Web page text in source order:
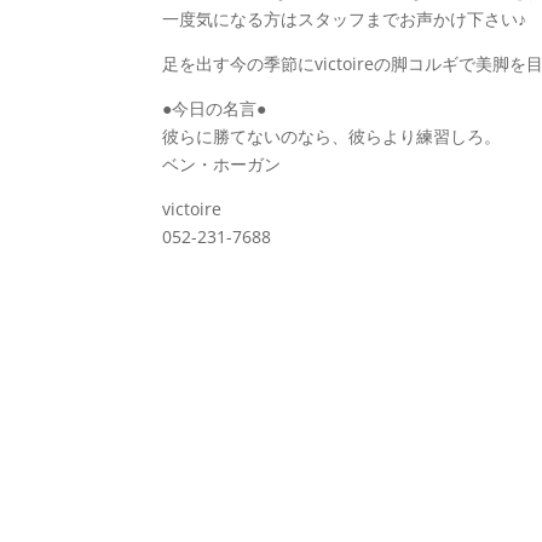
一度気になる方はスタッフまでお声かけ下さい♪
足を出す今の季節にvictoireの脚コルギで美脚を
●今日の名言●
彼らに勝てないのなら、彼らより練習しろ。
ベン・ホーガン
victoire
052-231-7688